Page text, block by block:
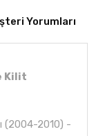
Yorumları
Kilit
(2004-2010) -